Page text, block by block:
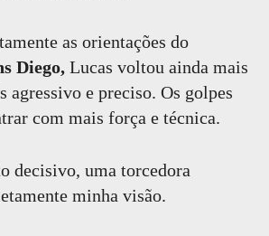
as orientações do
Diego, Lucas voltou ainda mais
agressivo e preciso. Os golpes
com mais força e técnica.
decisivo, uma torcedora
minha visão.